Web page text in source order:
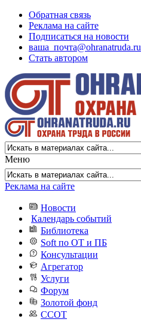
Обратная связь
Реклама на сайте
Подписаться на новости
ваша_почта@ohranatruda.ru
Стать автором
Меню
Реклама на сайте
Новости
Календарь событий
Библиотека
Soft по ОТ и ПБ
Консультации
Агрегатор
Услуги
Форум
Золотой фонд
ССОТ